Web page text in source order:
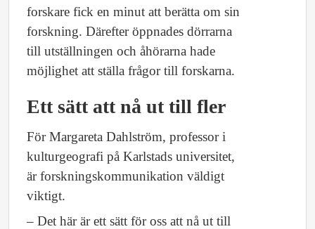
forskare fick en minut att berätta om sin
forskning. Därefter öppnades dörrarna
till utställningen och åhörarna hade
möjlighet att ställa frågor till forskarna.
Ett sätt att nå ut till fler
För Margareta Dahlström, professor i
kulturgeografi på Karlstads universitet,
är forskningskommunikation väldigt
viktigt.
– Det här är ett sätt för oss att nå ut till